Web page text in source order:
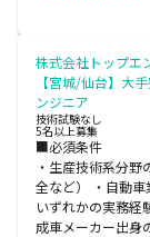
株式会社トップエ
【宮城/仙台】大
ンジニア
技術試験なし
5名以上募集
■必須条件
・生産技術系分
全など） ・自動
いずれかの実務
成車メーカー出身